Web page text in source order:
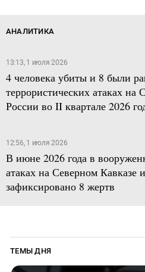
АНАЛИТИКА
13:13, 1 июля 2026
4 человека убиты и 8 были
террористических атаках на
России во II квартале 2026
12:56, 1 июля 2026
В июне 2026 года в
атаках на Северном Кавказе
зафиксировано 8 жертв
ТЕМЫ ДНЯ